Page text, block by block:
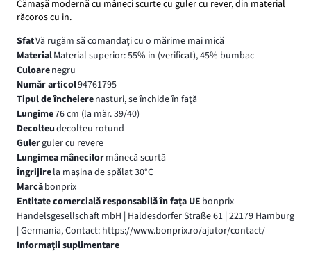
Cămașă modernă cu mâneci scurte cu guler cu rever, din material
răcoros cu in.
SfatVă rugăm să comandați cu o mărime mai mică
MaterialMaterial superior: 55% in (verificat), 45% bumbac
Culoarenegru
Număr articol94761795
Tipul de încheierenasturi, se închide în faţă
Lungime76 cm (la măr. 39/40)
Decolteudecolteu rotund
Gulerguler cu revere
Lungimea mânecilormânecă scurtă
Îngrijirela maşina de spălat 30°C
Marcăbonprix
Entitate comercială responsabilă în fața UE bonprix
Handelsgesellschaft mbH | Haldesdorfer Straße 61 | 22179 Hamburg
| Germania, Contact: https://www.bonprix.ro/ajutor/contact/
Informaţii suplimentare